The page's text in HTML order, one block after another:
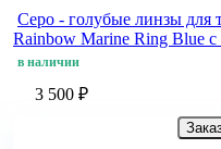
Серо - голубые линзы для
Rainbow Marine Ring Blue с
в наличии
3 500 ₽